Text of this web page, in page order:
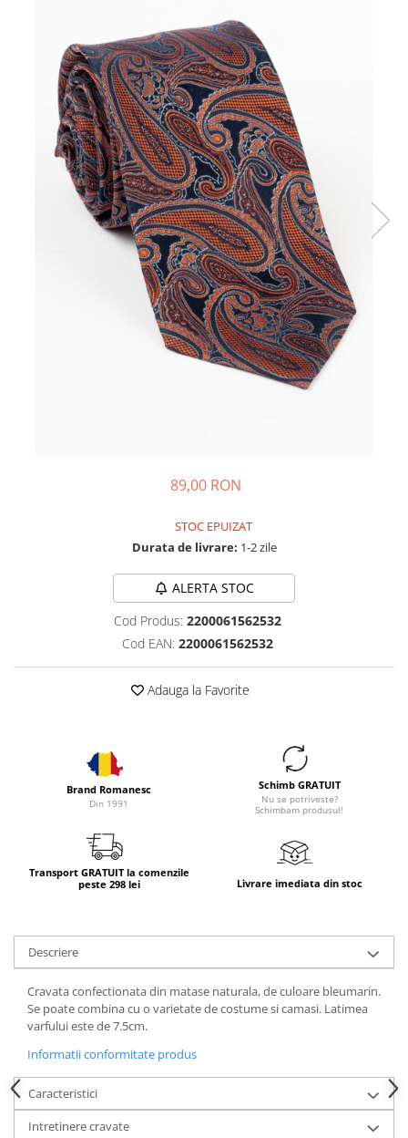
89,00 RON
STOC EPUIZAT
Durata de livrare: 1-2 zile
ALERTA STOC
Cod Produs: 2200061562532
Cod EAN: 2200061562532
Adauga la Favorite
Brand Romanesc
Din 1991
Schimb GRATUIT
Nu se potriveste?
Schimbam produsul!
Transport GRATUIT la comenzile
peste 298 lei
Livrare imediata din stoc
Descriere
Cravata confectionata din matase naturala, de culoare bleumarin.
Se poate combina cu o varietate de costume si camasi. Latimea
varfului este de 7.5cm.
Informatii conformitate produs
Caracteristici
Intretinere cravate